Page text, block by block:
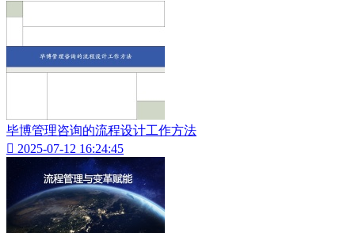
毕博管理咨询的流程设计工作方法
 2025-07-12 16:24:45